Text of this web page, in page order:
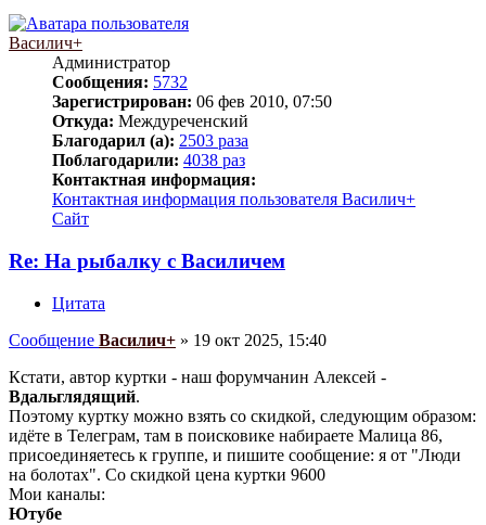
Василич+
Администратор
Сообщения: 5732
Зарегистрирован: 06 фев 2010, 07:50
Откуда: Междуреченский
Благодарил (а): 2503 раза
Поблагодарили: 4038 раз
Контактная информация:
Контактная информация пользователя Василич+
Сайт
Re: На рыбалку с Василичем
Цитата
Сообщение Василич+ » 19 окт 2025, 15:40
Кстати, автор куртки - наш форумчанин Алексей -
Вдальглядящий.
Поэтому куртку можно взять со скидкой, следующим образом:
идёте в Телеграм, там в поисковике набираете Малица 86,
присоединяетесь к группе, и пишите сообщение: я от "Люди
на болотах". Со скидкой цена куртки 9600
Мои каналы:
Ютубе